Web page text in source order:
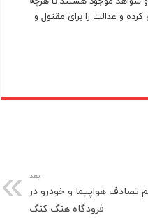
و عدالت را برای مقتول و
بعد
تصادف هواپیما و خودرو در
فرودگاه هنگ کنگ